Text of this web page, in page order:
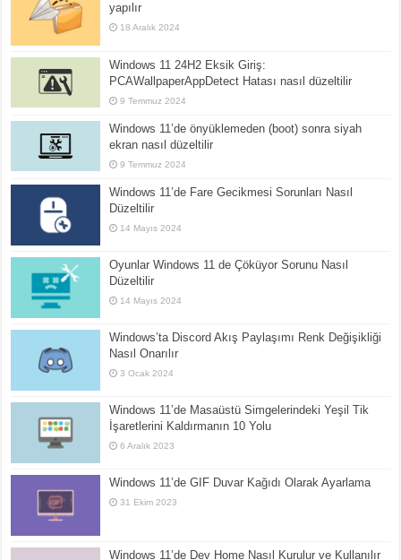
yapılır
18 Aralık 2024
Windows 11 24H2 Eksik Giriş:
PCAWallpaperAppDetect Hatası nasıl düzeltilir
9 Temmuz 2024
Windows 11’de önyüklemeden (boot) sonra siyah
ekran nasıl düzeltilir
9 Temmuz 2024
Windows 11’de Fare Gecikmesi Sorunları Nasıl
Düzeltilir
14 Mayıs 2024
Oyunlar Windows 11 de Çöküyor Sorunu Nasıl
Düzeltilir
14 Mayıs 2024
Windows’ta Discord Akış Paylaşımı Renk Değişikliği
Nasıl Onarılır
3 Ocak 2024
Windows 11’de Masaüstü Simgelerindeki Yeşil Tik
İşaretlerini Kaldırmanın 10 Yolu
6 Aralık 2023
Windows 11’de GIF Duvar Kağıdı Olarak Ayarlama
31 Ekim 2023
Windows 11’de Dev Home Nasıl Kurulur ve Kullanılır